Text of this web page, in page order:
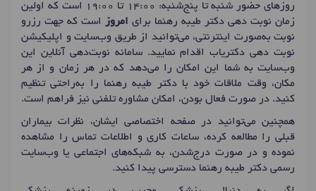
روزهای حضور شنبه تا پنج‌شنبه: 14:00 تا 19:00 است که اولین
زمان نوبت دهی دکتر طیبه رهنما برای امروز است که جهت رزرو
نوبت به‌صورت اینترنتی، می‌توانید از طریق وب‌سایت و اپلیکیشن
نوبت دهی دکتریاب اقدام نمایید. سامانه نوبت‌دهی آنلاین این
وب‌سایت به شما این امکان را می‌دهد که در هر زمان و از هر
مکان، وقت ملاقات خود با دکتر طیبه رهنما را به‌راحتی تنظیم
کنید. در صورت فعال بودن، امکان مشاوره تلفنی نیز فراهم است.
همچنین می‌توانید در صفحه اختصاصی ایشان، نظرات بیماران
قبلی را مطالعه کرده، ساعات کاری و اطلاعات تماس را مشاهده
نموده و در صورت درج‌شدن، به شبکه‌های اجتماعی یا وب‌سایت
رسمی دکتر طیبه رهنما دسترسی پیدا کنید.